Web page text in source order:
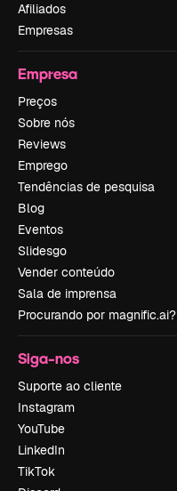
Afiliados
Empresas
Empresa
Preços
Sobre nós
Reviews
Emprego
Tendências de pesquisa
Blog
Eventos
Slidesgo
Vender conteúdo
Sala de imprensa
Procurando por magnific.ai?
Siga-nos
Suporte ao cliente
Instagram
YouTube
LinkedIn
TikTok